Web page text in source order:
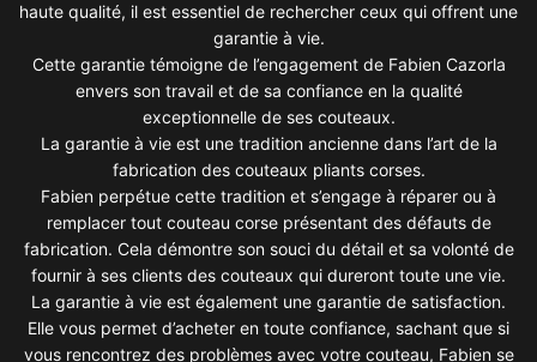
haute qualité, il est essentiel de rechercher ceux qui offrent une
garantie à vie.
Cette garantie témoigne de l’engagement de Fabien Cazorla
envers son travail et de sa confiance en la qualité
exceptionnelle de ses couteaux.
La garantie à vie est une tradition ancienne dans l’art de la
fabrication des couteaux pliants corses.
Fabien perpétue cette tradition et s’engage à réparer ou à
remplacer tout couteau corse présentant des défauts de
fabrication. Cela démontre son souci du détail et sa volonté de
fournir à ses clients des couteaux qui dureront toute une vie.
La garantie à vie est également une garantie de satisfaction.
Elle vous permet d’acheter en toute confiance, sachant que si
vous rencontrez des problèmes avec votre couteau, Fabien se